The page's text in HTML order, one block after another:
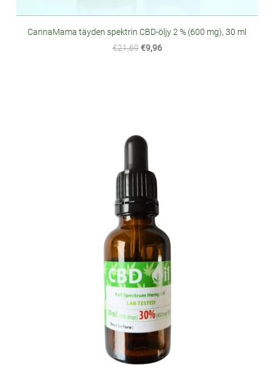
CannaMama täyden spektrin CBD-öljy 2 % (600 mg), 30 ml
€21,69 €9,96